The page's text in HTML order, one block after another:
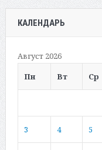
КАЛЕНДАРЬ
Август 2026
Пн
Вт Ср
3 4 5